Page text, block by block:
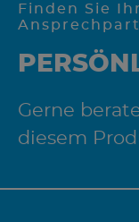
Finden Sie
Gerne
diesem